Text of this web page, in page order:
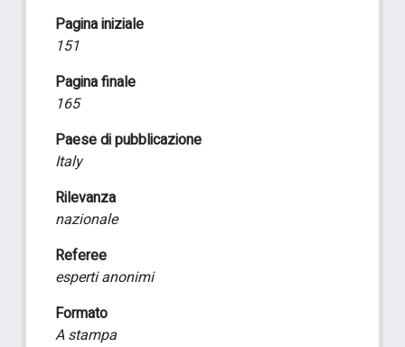
Pagina iniziale
151
Pagina finale
165
Paese di pubblicazione
Italy
Rilevanza
nazionale
Referee
esperti anonimi
Formato
A stampa